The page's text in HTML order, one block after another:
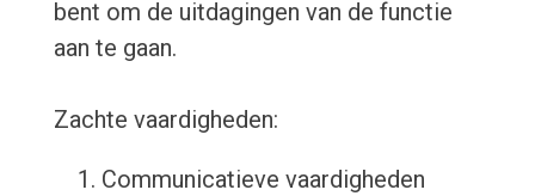
bent om de uitdagingen van de functie
aan te gaan.
Zachte vaardigheden:
Communicatieve vaardigheden